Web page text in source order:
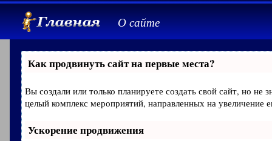
О сайте
Как продвинуть сайт на первые места?
Вы создали или только планируете создать свой сайт, но не
целый комплекс мероприятий, направленных на
Ускорение продвижения